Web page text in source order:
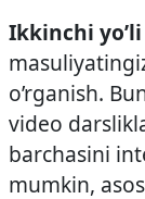
Ikkinchi yo’li
o’rganish.
video
barchasini
mumkin,